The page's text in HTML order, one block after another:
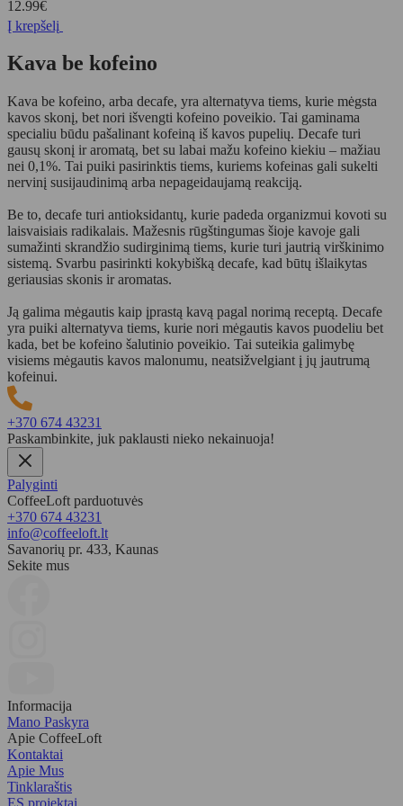
12.99€
Į krepšelį
Kava be kofeino
Kava be kofeino, arba decafe, yra alternatyva tiems, kurie mėgsta
kavos skonį, bet nori išvengti kofeino poveikio. Tai gaminama
specialiu būdu pašalinant kofeiną iš kavos pupelių. Decafe turi
gausų skonį ir aromatą, bet su labai mažu kofeino kiekiu – mažiau
nei 0,1%. Tai puiki pasirinktis tiems, kuriems kofeinas gali sukelti
nervinį susijaudinimą arba nepageidaujamą reakciją.
Be to, decafe turi antioksidantų, kurie padeda organizmui kovoti su
laisvaisiais radikalais. Mažesnis rūgštingumas šioje kavoje gali
sumažinti skrandžio sudirginimą tiems, kurie turi jautrią virškinimo
sistemą. Svarbu pasirinkti kokybišką decafe, kad būtų išlaikytas
geriausias skonis ir aromatas.
Ją galima mėgautis kaip įprastą kavą pagal norimą receptą. Decafe
yra puiki alternatyva tiems, kurie nori mėgautis kavos puodeliu bet
kada, bet be kofeino šalutinio poveikio. Tai suteikia galimybę
visiems mėgautis kavos malonumu, neatsižvelgiant į jų jautrumą
kofeinui.
+370 674 43231
Paskambinkite, juk paklausti nieko nekainuoja!
Palyginti
CoffeeLoft parduotuvės
+370 674 43231
info@coffeeloft.lt
Savanorių pr. 433, Kaunas
Sekite mus
Informacija
Mano Paskyra
Apie CoffeeLoft
Kontaktai
Apie Mus
Tinklaraštis